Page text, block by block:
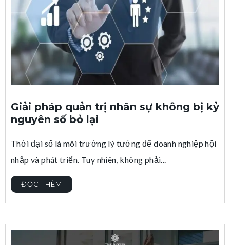
Giải pháp quản trị nhân sự không bị kỷ
nguyên số bỏ lại
Thời đại số là môi trường lý tưởng để doanh nghiệp hội
nhập và phát triển. Tuy nhiên, không phải...
ĐỌC THÊM